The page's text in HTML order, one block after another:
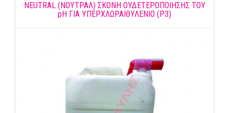
NEUTRAL (ΝΟΥΤΡΑΛ) ΣΚΟΝΗ ΟΥΔΕΤΕΡΟΠΟΙΗΣΗΣ ΤΟΥ
pH ΓΙΑ ΥΠΕΡΧΛΩΡΑΙΘΥΛΕΝΙΟ (P3)